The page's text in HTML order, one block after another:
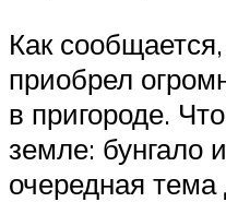
Как
приобрел
в пригороде.
земле: бунгало
очередная